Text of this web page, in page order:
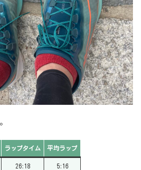
ラップタイム 平均ラップ
26:18 5:16